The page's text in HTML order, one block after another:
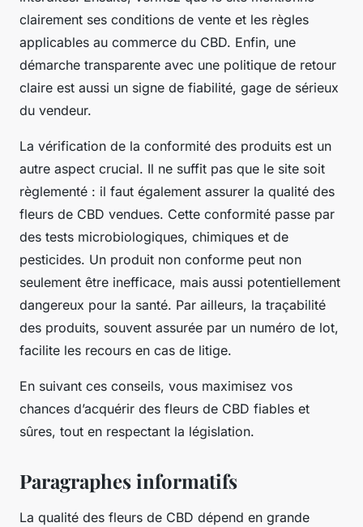
clairement ses conditions de vente et les règles
applicables au commerce du CBD. Enfin, une
démarche transparente avec une politique de retour
claire est aussi un signe de fiabilité, gage de sérieux
du vendeur.
La vérification de la conformité des produits est un
autre aspect crucial. Il ne suffit pas que le site soit
règlementé : il faut également assurer la qualité des
fleurs de CBD vendues. Cette conformité passe par
des tests microbiologiques, chimiques et de
pesticides. Un produit non conforme peut non
seulement être inefficace, mais aussi potentiellement
dangereux pour la santé. Par ailleurs, la traçabilité
des produits, souvent assurée par un numéro de lot,
facilite les recours en cas de litige.
En suivant ces conseils, vous maximisez vos
chances d’acquérir des fleurs de CBD fiables et
sûres, tout en respectant la législation.
Paragraphes informatifs
La qualité des fleurs de CBD dépend en grande